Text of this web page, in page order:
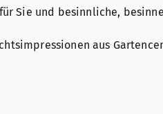
Sie und besinnliche,
aus